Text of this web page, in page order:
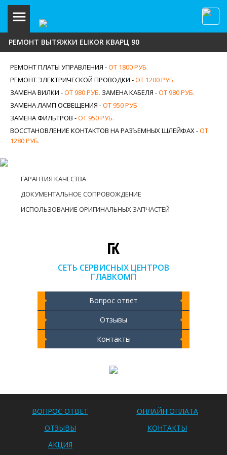
СЕТЬ СЕРВИСНЫХ ЦЕНТРОВ
ГЛАВКОМП
Вопрос ответ
Отзывы
Контакты
РЕМОНТ ВЫТЯЖКИ ELIKOR КВАРЦ 90
РЕМОНТ ПЛАТЫ УПРАВЛЕНИЯ -ОТ 1800 РУБ.
РЕМОНТ ЭЛЕКТРИЧЕСКОЙ ПРОВОДКИ -ОТ 1200 РУБ.
ЗАМЕНА ВИЛКИ -ОТ 980 РУБ. ЗАМЕНА КАБЕЛЯ -ОТ 980 РУБ.
ЗАМЕНА ЛАМП ОСВЕЩЕНИЯ -ОТ 950 РУБ.
ЗАМЕНА ФИЛЬТРОВ -ОТ 950 РУБ.
ВОССТАНОВЛЕНИЕ КОНТАКТОВ НА РАЗЪЕМНЫХ ШЛЕЙФАХ -ОТ
1280 РУБ.
ГАРАНТИЯ КАЧЕСТВА
ДОКУМЕНТАЛЬНОЕ СОПРОВОЖДЕНИЕ
ИСПОЛЬЗОВАНИЕ ОРИГИНАЛЬНЫХ ЗАПЧАСТЕЙ
ВОПРОС ОТВЕТ
ОНЛАЙН ОПЛАТА
ОТЗЫВЫ
КОНТАКТЫ
АКЦИЯ